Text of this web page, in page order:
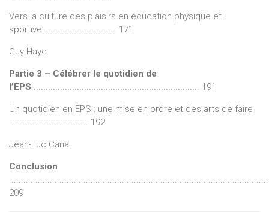
Vers la culture des plaisirs en éducation physique et
sportive............................... 171
Guy Haye
Partie 3 – Célébrer le quotidien de
l’EPS...................................................................... 191
Un quotidien en EPS : une mise en ordre et des arts de faire
................................. 192
Jean-Luc Canal
Conclusion
209